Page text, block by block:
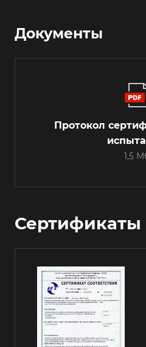
Документы
Протокол
1,5
Сертификаты